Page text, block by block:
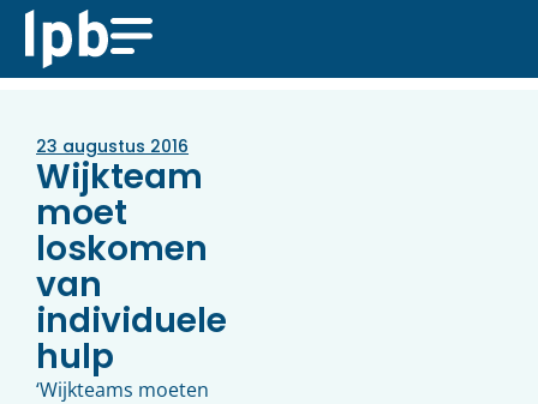
23 augustus 2016
Wijkteam
moet
loskomen
van
individuele
hulp
‘Wijkteams moeten